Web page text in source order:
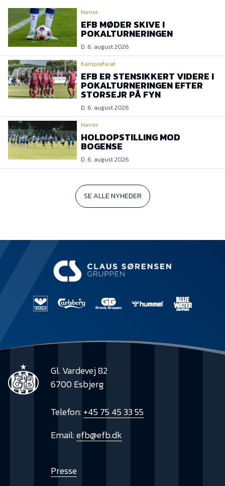
Herrer
EFB MØDER SKIVE I
POKALTURNERINGEN
D. 6. august 2026
Kampreferat
EFB ER STENSIKKERT VIDERE I
POKALTURNERINGEN EFTER
STORSEJR PÅ FYN
D. 6. august 2026
Herrer
HOLDOPSTILLING MOD
BOGENSE
D. 6. august 2026
SE ALLE NYHEDER
Gl. Vardevej 82
6700 Esbjerg
Telefon:+45 75 45 33 55
Email:efb@efb.dk
Presse